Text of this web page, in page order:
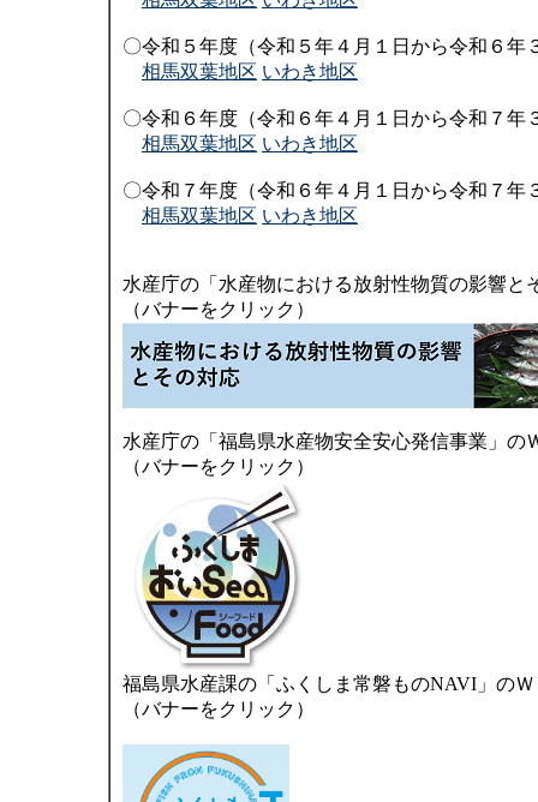
〇令和５年度（令和５年４月１日から令和６年
相馬双葉地区 いわき地区
〇令和６年度（令和６年４月１日から令和７年
相馬双葉地区 いわき地区
〇令和７年度（令和６年４月１日から令和７年
相馬双葉地区 いわき地区
水産庁の「水産物における放射性物質の影響
（バナーをクリック）
水産庁の「福島県水産物安全安心発信事業」の
（バナーをクリック）
福島県水産課の「ふくしま常磐ものNAVI」の
（バナーをクリック）